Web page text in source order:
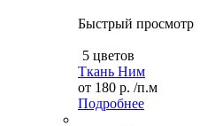
Быстрый просмотр
5 цветов
Ткань Ним
от 180 р. /п.м
Подробнее